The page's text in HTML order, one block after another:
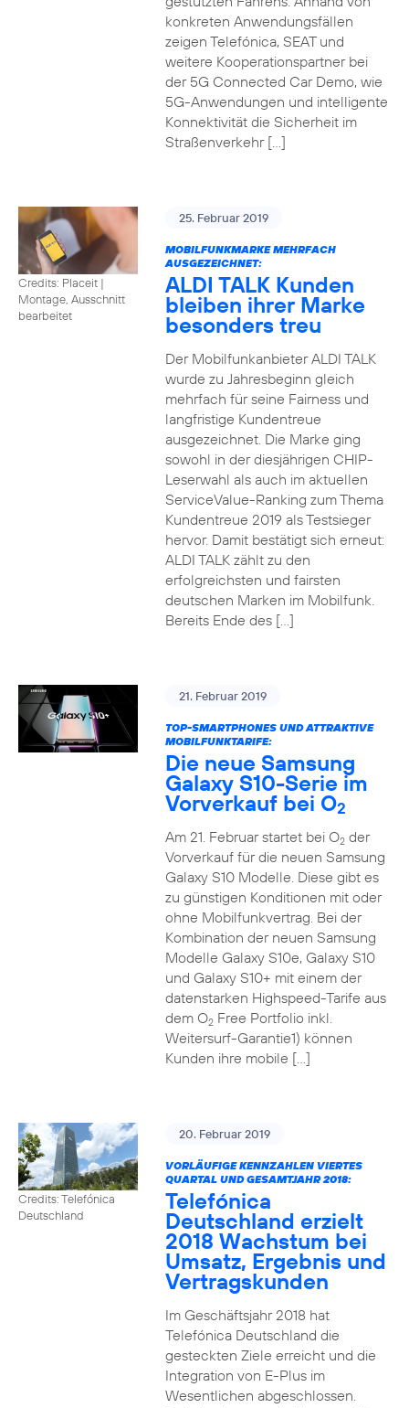
konkreten Anwendungsfällen
zeigen Telefónica, SEAT und
weitere Kooperationspartner bei
der 5G Connected Car Demo, wie
5G-Anwendungen und intelligente
Konnektivität die Sicherheit im
Straßenverkehr […]
Credits: Placeit |
Montage, Ausschnitt
bearbeitet
25. Februar 2019
MOBILFUNKMARKE MEHRFACH
AUSGEZEICHNET:
ALDI TALK Kunden
bleiben ihrer Marke
besonders treu
Der Mobilfunkanbieter ALDI TALK
wurde zu Jahresbeginn gleich
mehrfach für seine Fairness und
langfristige Kundentreue
ausgezeichnet. Die Marke ging
sowohl in der diesjährigen CHIP-
Leserwahl als auch im aktuellen
ServiceValue-Ranking zum Thema
Kundentreue 2019 als Testsieger
hervor. Damit bestätigt sich erneut:
ALDI TALK zählt zu den
erfolgreichsten und fairsten
deutschen Marken im Mobilfunk.
Bereits Ende des […]
21. Februar 2019
TOP-SMARTPHONES UND ATTRAKTIVE
MOBILFUNKTARIFE:
Die neue Samsung
Galaxy S10-Serie im
Vorverkauf bei O2
Am 21. Februar startet bei O2der
Vorverkauf für die neuen Samsung
Galaxy S10 Modelle. Diese gibt es
zu günstigen Konditionen mit oder
ohne Mobilfunkvertrag. Bei der
Kombination der neuen Samsung
Modelle Galaxy S10e, Galaxy S10
und Galaxy S10+ mit einem der
datenstarken Highspeed-Tarife aus
dem O2Free Portfolio inkl.
Weitersurf-Garantie1) können
Kunden ihre mobile […]
Credits: Telefónica
Deutschland
20. Februar 2019
VORLÄUFIGE KENNZAHLEN VIERTES
QUARTAL UND GESAMTJAHR 2018:
Telefónica
Deutschland erzielt
2018 Wachstum bei
Umsatz, Ergebnis und
Vertragskunden
Im Geschäftsjahr 2018 hat
Telefónica Deutschland die
gesteckten Ziele erreicht und die
Integration von E-Plus im
Wesentlichen abgeschlossen.